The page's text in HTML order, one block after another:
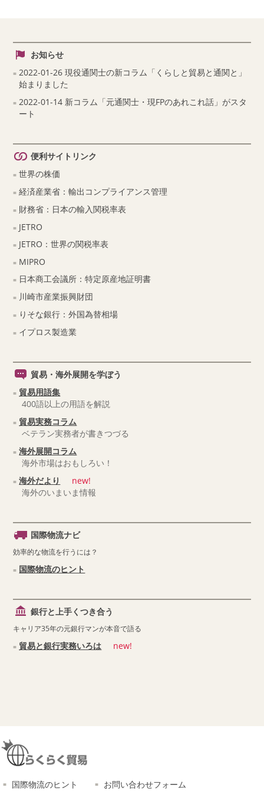
お知らせ
2022-01-26 現役通関士の新コラム「くらしと貿易と通関と」
始まりました
2022-01-14 新コラム「元通関士・現FPのあれこれ話」がスタ
ート
便利サイトリンク
世界の株価
経済産業省：輸出コンプライアンス管理
財務省：日本の輸入関税率表
JETRO
JETRO：世界の関税率表
MIPRO
日本商工会議所：特定原産地証明書
川崎市産業振興財団
りそな銀行：外国為替相場
イプロス製造業
貿易・海外展開を学ぼう
貿易用語集
400語以上の用語を解説
貿易実務コラム
ベテラン実務者が書きつづる
海外展開コラム
海外市場はおもしろい！
海外だより
new!
海外のいまいま情報
国際物流ナビ
効率的な物流を行うには？
国際物流のヒント
銀行と上手くつき合う
キャリア35年の元銀行マンが本音で語る
貿易と銀行実務いろは new!
国際物流のヒント お問い合わせフォーム